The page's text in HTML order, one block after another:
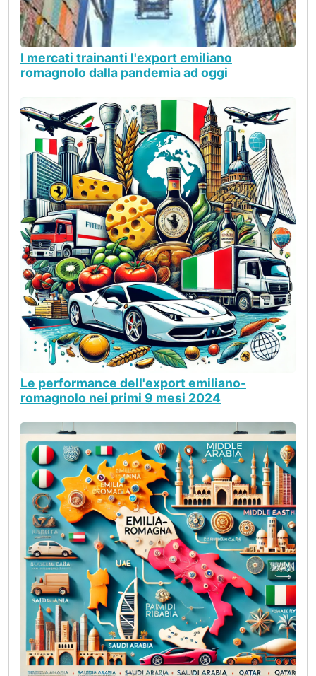
I mercati trainanti l'export emiliano
romagnolo dalla pandemia ad oggi
Le performance dell'export emiliano-
romagnolo nei primi 9 mesi 2024